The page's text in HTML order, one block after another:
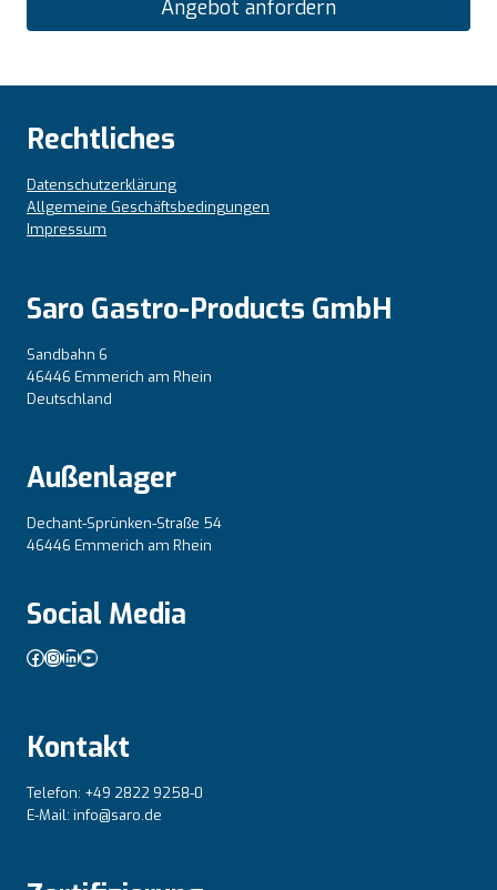
Angebot anfordern
Rechtliches
Datenschutzerklärung
Allgemeine Geschäftsbedingungen
Impressum
Saro Gastro-Products GmbH
Sandbahn 6
46446 Emmerich am Rhein
Deutschland
Außenlager
Dechant-Sprünken-Straße 54
46446 Emmerich am Rhein
Social Media
Facebook
Instagram
LinkedIn
YouTube
Kontakt
Telefon: +49 2822 9258-0
E-Mail: info@saro.de